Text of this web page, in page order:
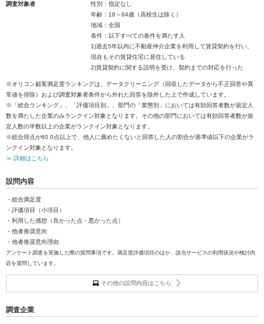
調査対象者
性別：指定なし
年齢：18～84歳（高校生は除く）
地域：全国
条件：以下すべての条件を満たす人
1)過去5年以内に不動産仲介企業を利用して賃貸契約を行い、
現在もその賃貸住宅に居住している
2)賃貸契約に関する説明を受け、契約までの対応を行った
※オリコン顧客満足度ランキングは、データクリーニング（回収したデータから不正回答や異
常値を排除）および調査対象者条件から外れた回答を除外した上で作成しています。
※「総合ランキング」、「評価項目別」、部門の「業態別」においては有効回答者数が規定人
数を満たした企業のみランクイン対象となります。その他の部門においては有効回答者数が規
定人数の半数以上の企業がランクイン対象となります。
※総合得点が60.0点以上で、他人に薦めたくないと回答した人の割合が基準値以下の企業がラ
ンクイン対象となります。
≫ 詳細はこちら
設問内容
・総合満足度
・評価項目（小項目）
・利用した感想（良かった点・悪かった点）
・他者推奨意向
・他者推奨意向理由
アンケート調査を実施した際の質問事項です。満足度評価項目のほか、該当サービスの利用状況や検討内
容を質問しています。
その他の設問内容はこちら
調査企業